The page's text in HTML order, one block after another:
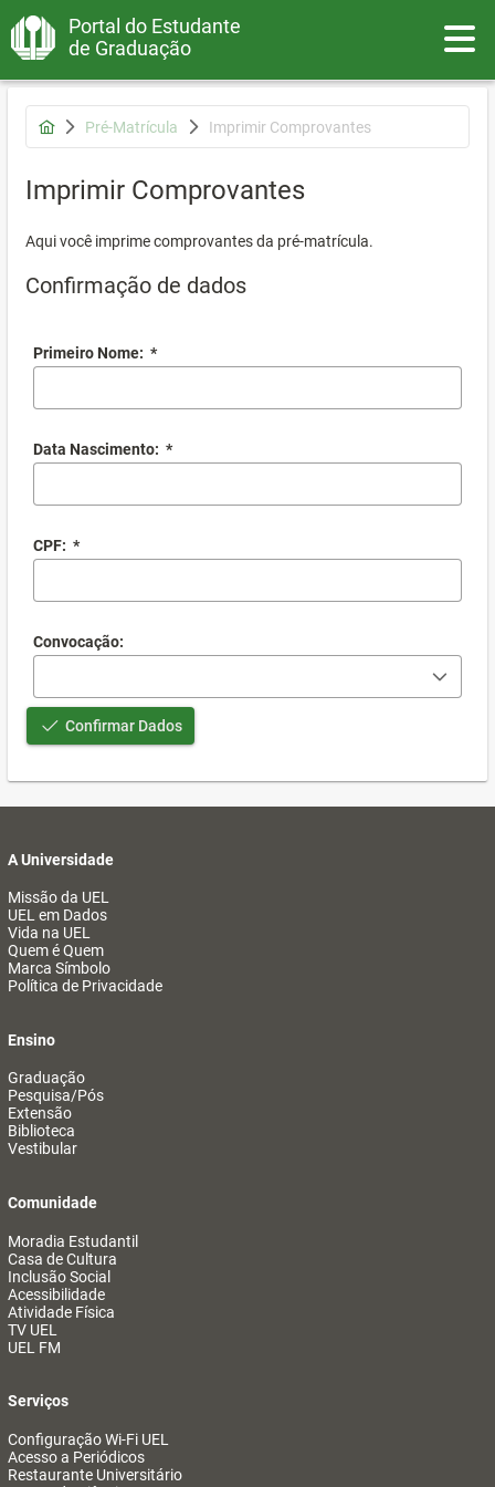
Portal do Estudante
de Graduação
Pré-Matrícula Imprimir Comprovantes
Imprimir Comprovantes
Aqui você imprime comprovantes da pré-matrícula.
Confirmação de dados
Primeiro Nome: *
Data Nascimento: *
CPF: *
Convocação:
Confirmar Dados
A Universidade
Missão da UEL
UEL em Dados
Vida na UEL
Quem é Quem
Marca Símbolo
Política de Privacidade
Ensino
Graduação
Pesquisa/Pós
Extensão
Biblioteca
Vestibular
Comunidade
Moradia Estudantil
Casa de Cultura
Inclusão Social
Acessibilidade
Atividade Física
TV UEL
UEL FM
Serviços
Configuração Wi-Fi UEL
Acesso a Periódicos
Restaurante Universitário